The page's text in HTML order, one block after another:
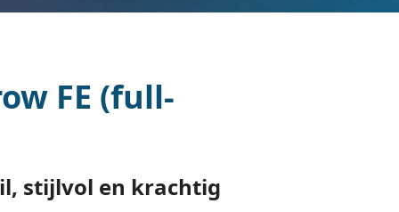
FE (full-
stijlvol en krachtig